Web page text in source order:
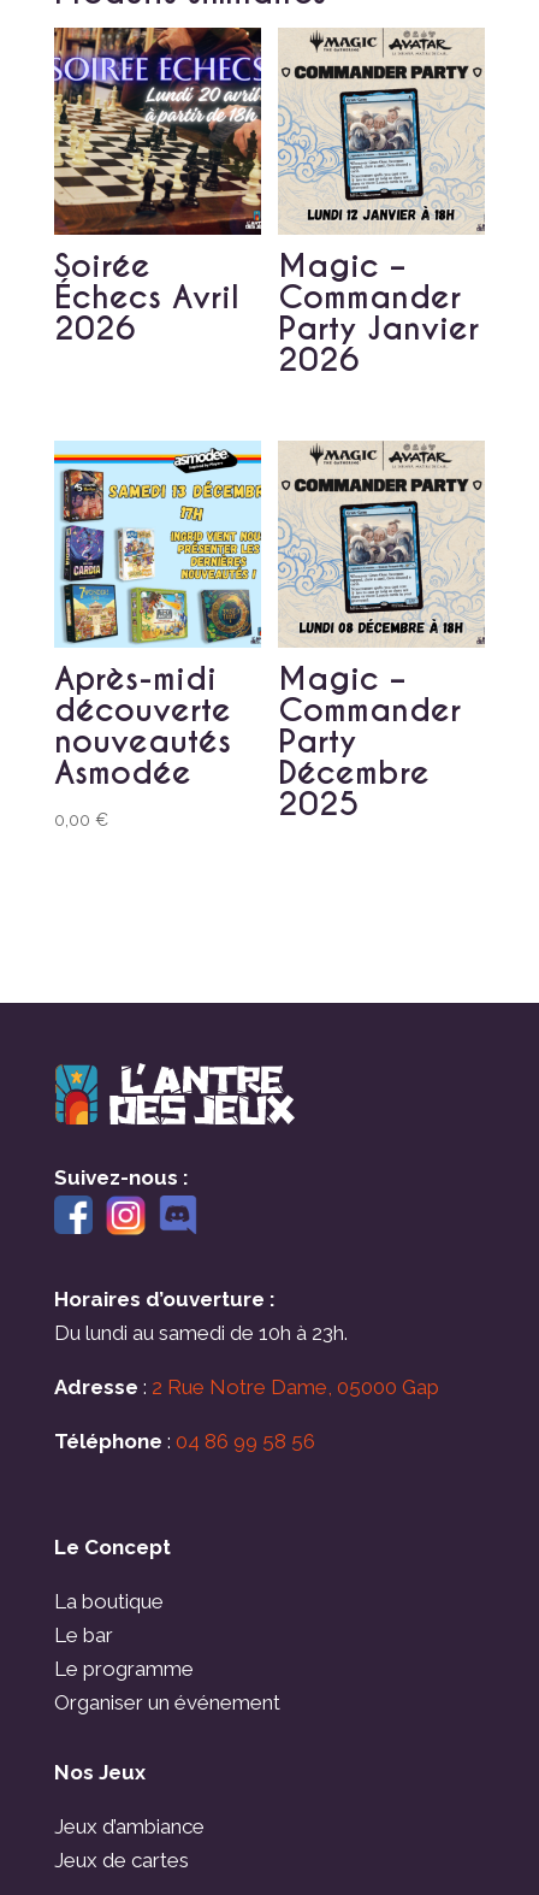
Soirée
Échecs Avril
2026
Magic –
Commander
Party Janvier
2026
Après-midi
découverte
nouveautés
Asmodée
0,00 €
Magic –
Commander
Party
Décembre
2025
Suivez-nous :
Horaires d’ouverture :
Du lundi au samedi de 10h à 23h.
Adresse : 2 Rue Notre Dame, 05000 Gap
Téléphone : 04 86 99 58 56
Le Concept
La boutique
Le bar
Le programme
Organiser un événement
Nos Jeux
Jeux d’ambiance
Jeux de cartes